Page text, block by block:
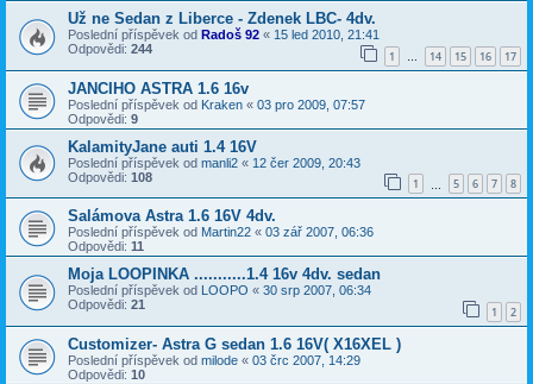
Už ne Sedan z Liberce - Zdenek LBC- 4dv.
Poslední příspěvek od Radoš 92 « 15 led 2010, 21:41
Odpovědi: 244 1 … 14 15 16 17
JANCIHO ASTRA 1.6 16v
Poslední příspěvek od Kraken « 03 pro 2009, 07:57
Odpovědi: 9
KalamityJane auti 1.4 16V
Poslední příspěvek od manli2 « 12 čer 2009, 20:43
Odpovědi: 108 1 5 6 7 8
Salámova Astra 1.6 16V 4dv.
Poslední příspěvek od Martin22 « 03 zář 2007, 06:36
Odpovědi: 11
Moja LOOPINKA ...........1.4 16v 4dv. sedan
Poslední příspěvek od LOOPO « 30 srp 2007, 06:34
Odpovědi: 21 1 2
Customizer- Astra G sedan 1.6 16V( X16XEL )
Poslední příspěvek od milode « 03 črc 2007, 14:29
Odpovědi: 10